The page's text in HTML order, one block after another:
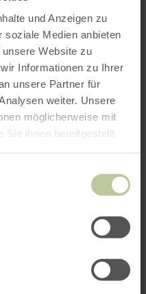
und Anzeigen zu
soziale Medien anbieten
Website zu
Informationen zu Ihrer
unsere Partner für
weiter. Unsere
möglicherweise mit
Sie ihnen bereitgestellt